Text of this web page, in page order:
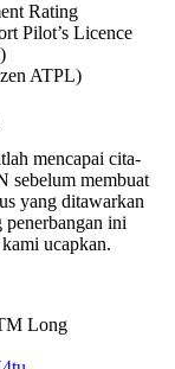
Rating
Pilot’s Licence
ATPL)
mencapai cita-
sebelum membuat
yang ditawarkan
penerbangan ini
ucapkan.
Long